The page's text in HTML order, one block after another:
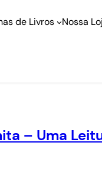
de Livros Nossa
– Uma